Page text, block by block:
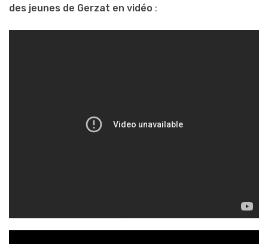
des jeunes de Gerzat en vidéo :